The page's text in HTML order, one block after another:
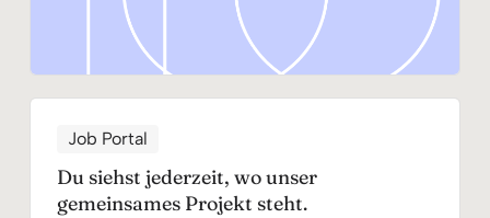
Job Portal
Du siehst jederzeit, wo unser
gemeinsames Projekt steht.